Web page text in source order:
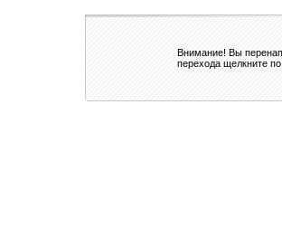
Внимание! Вы
перехода щелкните